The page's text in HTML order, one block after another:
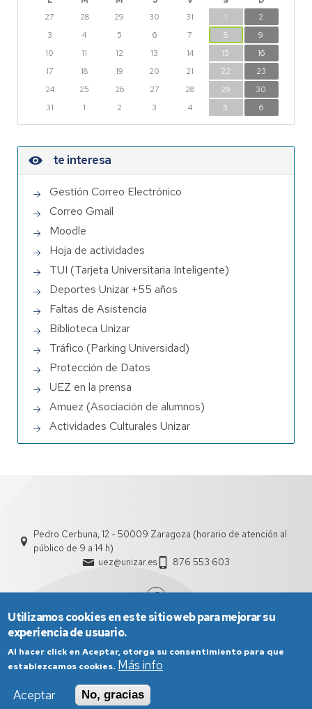
27
28 29 30 31 1
2
3
4 5 6 7 8
9
10
11 12 13 14 15
16
17
18 19 20 21 22
23
24
25 26 27 28 29
30
31
1 2 3 4 5 6
te interesa
Gestión Correo Electrónico
Correo Gmail
Moodle
Hoja de actividades
TUI (Tarjeta Universitaria Inteligente)
Deportes Unizar +55 años
Faltas de Asistencia
Biblioteca Unizar
Tráfico (Parking Universidad)
Protección de Datos
UEZ en la prensa
Amuez (Asociación de alumnos)
Actividades Culturales Unizar
Pedro Cerbuna, 12 - 50009 Zaragoza (horario de atención al
público de 9 a 14 h)
uez@unizar.es
876 553 603
Aviso Legal
Condiciones generales de uso
Utilizamos cookies en este sitio web para mejorar su
experiencia de usuario.
Al hacer click en Aceptar, otorga su consentimiento para que
establezcamos cookies. Más info
Aceptar
No, gracias